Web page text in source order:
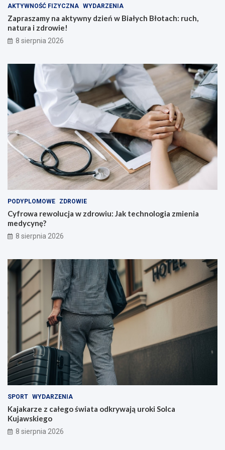
y
s
.
z
ł
r
o
z
w
ó
j
c
z
n
n
a
u
c
c
i
e
i
!
u
c
h
,
n
u
r
a
i
z
d
o
w
i
AKTYWNOŚĆ FIZYCZNA WYDARZENIA
Zapraszamy na aktywny dzień w Białych Błotach: ruch,
natura i zdrowie!
8 sierpnia 2026
PODYPLOMOWE ZDROWIE
Cyfrowa rewolucja w zdrowiu: Jak technologia zmienia
medycynę?
8 sierpnia 2026
SPORT WYDARZENIA
Kajakarze z całego świata odkrywają uroki Solca
Kujawskiego
8 sierpnia 2026